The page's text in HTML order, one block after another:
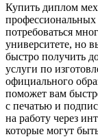
Купить диплoм
потребоваться
университете, но
быстро получить
услуги по
официального
поможет вам
с печатью и
на работу через
которые могут